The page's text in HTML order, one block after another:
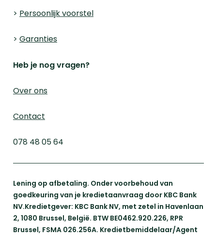
> Persoonlijk voorstel
> Garanties
Heb je nog vragen?
Over ons
Contact
078 48 05 64
Lening op afbetaling. Onder voorbehoud van
goedkeuring van je kredietaanvraag door KBC Bank
NV.Kredietgever: KBC Bank NV, met zetel in Havenlaan
2, 1080 Brussel, België. BTW BE0462.920.226, RPR
Brussel, FSMA 026.256A. Kredietbemiddelaar/Agent